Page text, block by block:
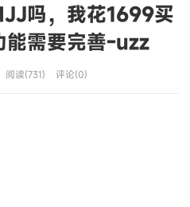
吗，我花1699买
能需要完善-uzz
阅读(731) 评论(0)